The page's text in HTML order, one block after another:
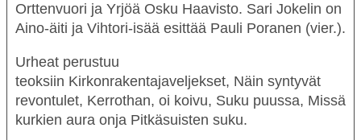
Orttenvuori ja Yrjöä Osku Haavisto. Sari Jokelin on
Aino-äiti ja Vihtori-isää esittää Pauli Poranen (vier.).
Urheat perustuu
teoksiin Kirkonrakentajaveljekset, Näin syntyvät
revontulet, Kerrothan, oi koivu, Suku puussa, Missä
kurkien aura onja Pitkäsuisten suku.